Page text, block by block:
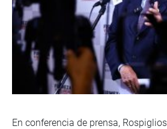
En conferencia de prensa,